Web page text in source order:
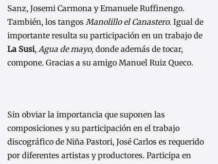
Sanz, Josemi Carmona y Emanuele Ruffinengo.
También, los tangos Manolillo el Canastero. Igual de
importante resulta su participación en un trabajo de
La Susi, Agua de mayo, donde además de tocar,
compone. Gracias a su amigo Manuel Ruiz Queco.
Sin obviar la importancia que suponen las
composiciones y su participación en el trabajo
discográfico de Niña Pastori, José Carlos es requerido
por diferentes artistas y productores. Participa en